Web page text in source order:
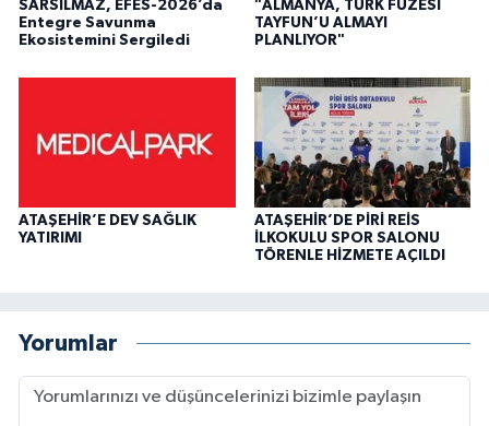
SARSILMAZ, EFES-2026’da
Entegre Savunma
Ekosistemini Sergiledi
"ALMANYA, TÜRK FÜZESİ
TAYFUN’U ALMAYI
PLANLIYOR"
ATAŞEHİR’E DEV SAĞLIK
YATIRIMI
ATAŞEHİR’DE PİRİ REİS
İLKOKULU SPOR SALONU
TÖRENLE HİZMETE AÇILDI
Yorumlar